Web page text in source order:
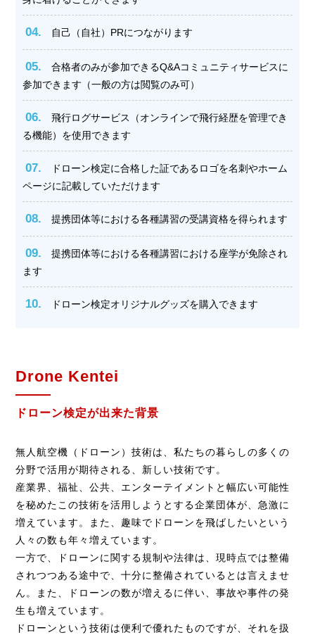
04. 自己（自社）PRにつながります
05.
合格者のみが参加できるQ&Aコミュニティサービスに
参加できます（一般の方は閲覧のみ可）
06.
飛行ログサービス（オンラインで飛行経歴を管理でき
る機能）を使用できます
07.
ドローン検定に合格した証であるロゴを名刺やホーム
ページに記載していただけます
08. 提携団体等における各種講習の受講資格を得られます
09.
提携団体等における各種講習における座学が免除され
ます
10. ドローン検定オリジナルグッズを購入できます
Drone Kentei
ドローン検定が出来た背景
無人航空機（ドローン）技術は、私たちの暮らしの多くの
分野で活用が期待される、新しい技術です。
産業界、福祉、公共、エンターテイメントと幅広い可能性
を秘めたこの技術を活用しようとする企業団体が、急激に
増えています。また、趣味でドローンを飛ばしたいという
人々の数も年々増えています。
一方で、ドローンに関する規制や法律は、現時点では整備
されつつある途中で、十分に整備されているとは言えませ
ん。また、ドローンの数が増えるに伴い、事故や事件の発
生も増えています。
ドローンという技術は便利で優れたものですが、それを扱